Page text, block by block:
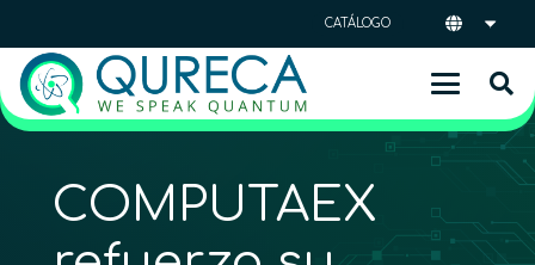
CATÁLOGO
COMPUTAEX